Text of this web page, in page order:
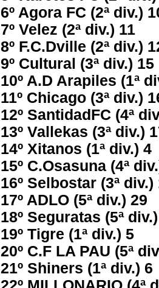
6º Agora FC (2ª div.)
7º Velez (2ª div.) 11
8º F.C.Dville (2ª div.)
9º Cultural (3ª div.) 15
10º A.D Arapiles (1ª
11º Chicago (3ª div.)
12º SantidadFC (4ª
13º Vallekas (3ª div.)
14º Xitanos (1ª div.) 4
15º C.Osasuna (4ª
16º Selbostar (3ª
17º ADLO (5ª div.) 29
18º Seguratas (5ª
19º Tigre (1ª div.) 5
20º C.F LA PAU (5ª
21º Shiners (1ª div.) 6